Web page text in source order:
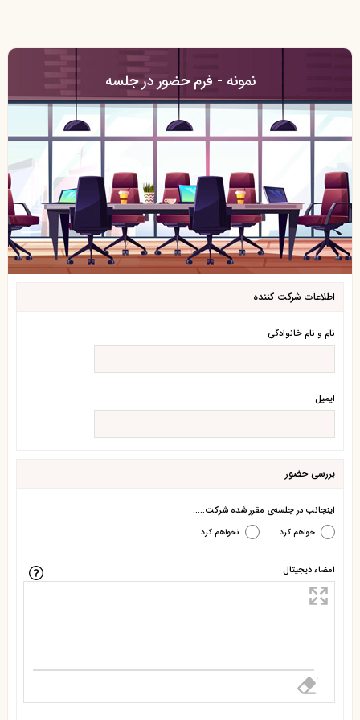
نمونه - فرم حضور در جلسه
اطلاعات شرکت کننده
نام و نام خانوادگی
ایمیل
بررسی حضور
اینجانب در جلسه‌ی مقرر شده شرکت.....
خواهم کرد نخواهم کرد
امضاء دیجیتال